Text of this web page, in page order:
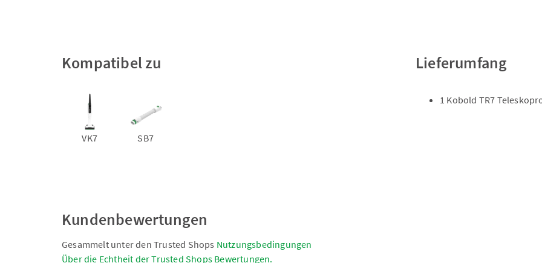
Kompatibel zu
VK7 SB7
Lieferumfang
1 Kobold TR7
Kundenbewertungen
Gesammelt unter den Trusted Shops Nutzungsbedingungen
Über die Echtheit der Trusted Shops Bewertungen.